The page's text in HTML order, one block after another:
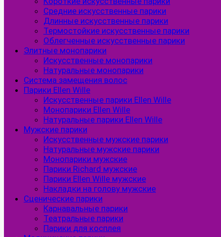
Средние искусственные парики
Длинные искусственные парики
Термостойкие искусственные парики
Облегченные искусственные парики
Элитные монопарики
Искусственные монопарики
Натуральные монопарики
Система замещения волос
Парики Ellen Wille
Искусственные парики Ellen Wille
Монопарики Ellen Wille
Натуральные парики Ellen Wille
Мужские парики
Искусственные мужские парики
Натуральные мужские парики
Монопарики мужские
Парики Richard мужские
Парики Ellen Wille мужские
Накладки на голову мужские
Сценические парики
Карнавальные парики
Театральные парики
Парики для косплея